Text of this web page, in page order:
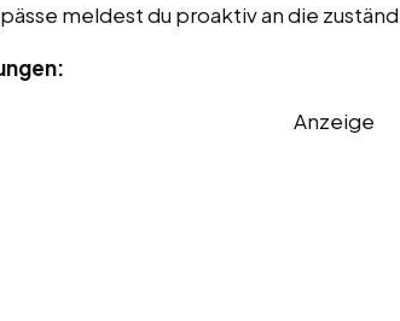
meldest du proaktiv an die
Anzeige